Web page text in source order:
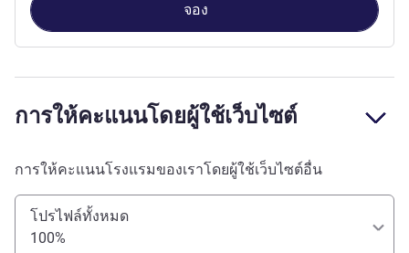
จอง
การให้คะแนนโดยผู้ใช้เว็บไซต์
การให้คะแนนโรงแรมของเราโดยผู้ใช้เว็บไซต์อื่น
โปรไฟล์ทั้งหมด
100%